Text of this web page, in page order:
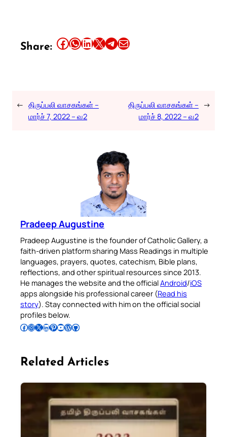
Share: Share this article on Facebook Share this article on WhatsApp Share this article on LinkedIn Share this article on X Share this article on TelegramEmail this Article
← திருப்பலி வாசகங்கள் –
மார்ச் 7, 2022 – வ2
திருப்பலி வாசகங்கள் –
மார்ச் 8, 2022 – வ2
→
Pradeep Augustine
Pradeep Augustine is the founder of Catholic Gallery, a
faith-driven platform sharing Mass Readings in multiple
languages, prayers, quotes, catechism, Bible plans,
reflections, and other spiritual resources since 2013.
He manages the website and the officialAndroid/iOS
apps alongside his professional career (Read his
story). Stay connected with him on the official social
profiles below.
Follow Pradeep on Facebook Follow Pradeep on InstagramFollow Pradeep on X Follow Pradeep on LinkedIn Follow Pradeep on Pinterest Subscribe to Pradeep’s Youtube Channel Follow Pradeep on WordPress Follow Pradeep on GitHub
Related Articles